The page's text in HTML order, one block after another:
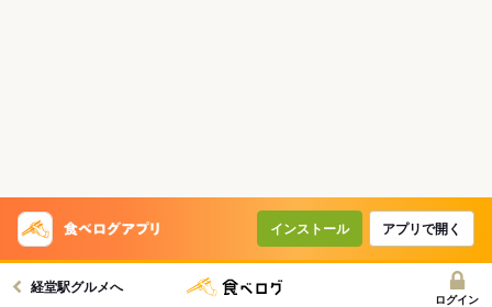
インストール アプリで開く
経堂駅グルメへ
ログイン